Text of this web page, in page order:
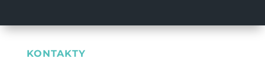
KONTAKTY